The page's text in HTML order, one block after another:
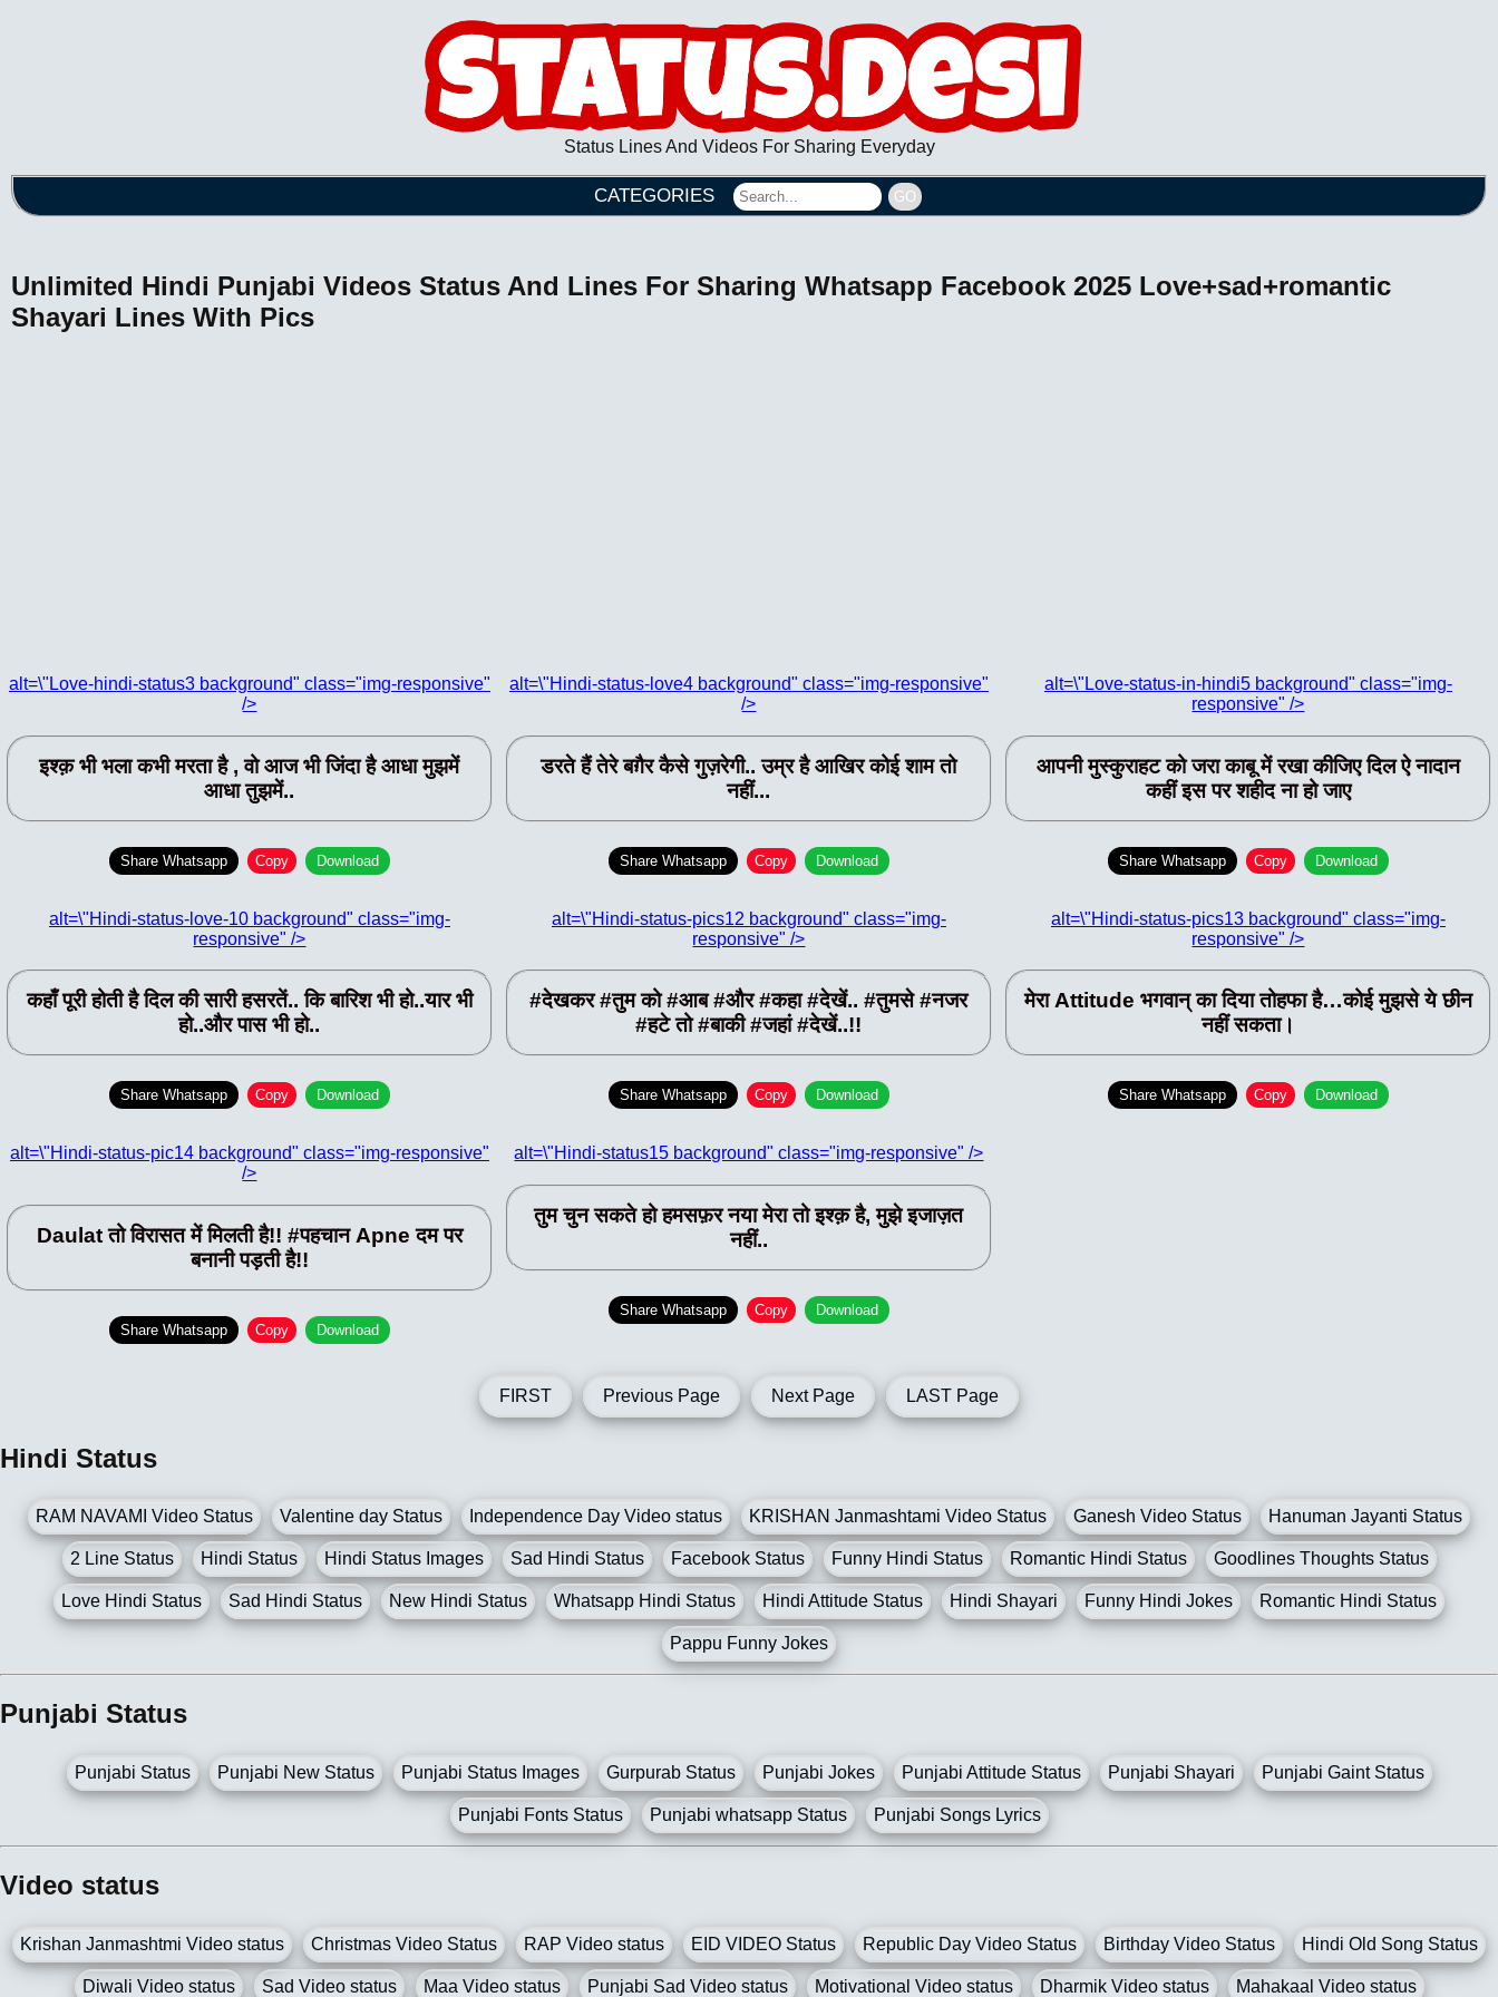
Status Lines And Videos For Sharing Everyday
CATEGORIES GO
Unlimited Hindi Punjabi Videos Status And Lines For Sharing Whatsapp Facebook 2025 Love+sad+romantic
Shayari Lines With Pics
alt=\"Love-hindi-status3 background" class="img-responsive"
/>
इश्क़ भी भला कभी मरता है , वो आज भी जिंदा है आधा मुझमें
आधा तुझमें..
Share Whatsapp Copy Download
alt=\"Hindi-status-love4 background" class="img-responsive"
/>
डरते हैं तेरे बग़ैर कैसे गुज़रेगी.. उम्र है आखिर कोई शाम तो
नहीं...
Share Whatsapp Copy Download
alt=\"Love-status-in-hindi5 background" class="img-
responsive" />
आपनी मुस्कुराहट को जरा काबू में रखा कीजिए दिल ऐ नादान
कहीं इस पर शहीद ना हो जाए
Share Whatsapp Copy Download
alt=\"Hindi-status-love-10 background" class="img-
responsive" />
कहाँ पूरी होती है दिल की सारी हसरतें.. कि बारिश भी हो..यार भी
हो..और पास भी हो..
Share Whatsapp Copy Download
alt=\"Hindi-status-pics12 background" class="img-
responsive" />
#देखकर #तुम को #आब #और #कहा #देखें.. #तुमसे #नजर
#हटे तो #बाकी #जहां #देखें..!!
Share Whatsapp Copy Download
alt=\"Hindi-status-pics13 background" class="img-
responsive" />
मेरा Attitude भगवान् का दिया तोहफा है…कोई मुझसे ये छीन
नहीं सकता।
Share Whatsapp Copy Download
alt=\"Hindi-status-pic14 background" class="img-responsive"
/>
Daulat तो विरासत में मिलती है!! #पहचान Apne दम पर
बनानी पड़ती है!!
Share Whatsapp Copy Download
alt=\"Hindi-status15 background" class="img-responsive" />
तुम चुन सकते हो हमसफ़र नया मेरा तो इश्क़ है, मुझे इजाज़त
नहीं..
Share Whatsapp Copy Download
FIRST Previous Page Next Page LAST Page
Hindi Status
RAM NAVAMI Video Status Valentine day Status Independence Day Video status KRISHAN Janmashtami Video Status Ganesh Video Status Hanuman Jayanti Status
2 Line Status Hindi Status Hindi Status Images Sad Hindi Status Facebook Status Funny Hindi Status Romantic Hindi Status Goodlines Thoughts Status
Love Hindi Status Sad Hindi Status New Hindi Status Whatsapp Hindi Status Hindi Attitude Status Hindi Shayari Funny Hindi Jokes Romantic Hindi Status
Pappu Funny Jokes
Punjabi Status
Punjabi Status Punjabi New Status Punjabi Status Images Gurpurab Status Punjabi Jokes Punjabi Attitude Status Punjabi Shayari Punjabi Gaint Status
Punjabi Fonts Status Punjabi whatsapp Status Punjabi Songs Lyrics
Video status
Krishan Janmashtmi Video status Christmas Video Status RAP Video status EID VIDEO Status Republic Day Video Status Birthday Video Status Hindi Old Song Status
Diwali Video status Sad Video status Maa Video status Punjabi Sad Video status Motivational Video status Dharmik Video status Mahakaal Video status